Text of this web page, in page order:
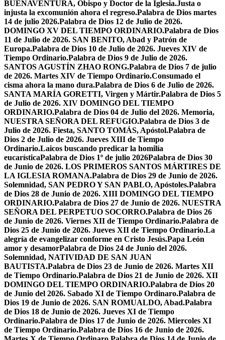
BUENAVENTURA, Obispo y Doctor de la Iglesia.Justa o
injusta la excomunión ahora el regreso.Palabra de Dios martes
14 de julio 2026.Palabra de Dios 12 de Julio de 2026.
DOMINGO XV DEL TIEMPO ORDINARIO.Palabra de Dios
11 de Julio de 2026. SAN BENITO, Abad y Patrón de
Europa.Palabra de Dios 10 de Julio de 2026. Jueves XIV de
Tiempo Ordinario.Palabra de Dios 9 de Julio de 2026.
SANTOS AGUSTÍN ZHAO RONG.Palabra de Dios 7 de julio
de 2026. Martes XIV de Tiempo Ordinario.Consumado el
cisma ahora la mano dura.Palabra de Dios 6 de Julio de 2026.
SANTA MARÍA GORETTI, Virgen y Mártir.Palabra de Dios 5
de Julio de 2026. XIV DOMINGO DEL TIEMPO
ORDINARIO.Palabra de Dios 04 de Julio del 2026. Memoria,
NUESTRA SEÑORA DEL REFUGIO.Palabra de Dios 3 de
Julio de 2026. Fiesta, SANTO TOMÁS, Apóstol.Palabra de
Dios 2 de Julio de 2026. Jueves XIII de Tiempo
Ordinario.Laicos buscando predicar la homilía
eucarísticaPalabra de Dios 1º de julio 2026Palabra de Dios 30
de Junio de 2026. LOS PRIMEROS SANTOS MÁRTIRES DE
LA IGLESIA ROMANA.Palabra de Dios 29 de Junio de 2026.
Solemnidad, SAN PEDRO Y SAN PABLO, Apóstoles.Palabra
de Dios 28 de Junio de 2026. XIII DOMINGO DEL TIEMPO
ORDINARIO.Palabra de Dios 27 de Junio de 2026. NUESTRA
SEÑORA DEL PERPETUO SOCORRO.Palabra de Dios 26
de Junio de 2026. Viernes XII de Tiempo Ordinario.Palabra de
Dios 25 de Junio de 2026. Jueves XII de Tiempo Ordinario.La
alegría de evangelizar conforme en Cristo Jesús.Papa León
amor y desamorPalabra de Dios 24 de Junio del 2026.
Solemnidad, NATIVIDAD DE SAN JUAN
BAUTISTA.Palabra de Dios 23 de Junio de 2026. Martes XII
de Tiempo Ordinario.Palabra de Dios 21 de Junio de 2026. XII
DOMINGO DEL TIEMPO ORDINARIO.Palabra de Dios 20
de Junio del 2026. Sabado XI de Tiempo Ordinaro.Palabra de
Dios 19 de Junio de 2026. SAN ROMUALDO, Abad.Palabra
de Dios 18 de Junio de 2026. Jueves XI de Tiempo
Ordinario.Palabra de Dios 17 de Junio de 2026. Miercoles XI
de Tiempo Ordinario.Palabra de Dios 16 de Junio de 2026.